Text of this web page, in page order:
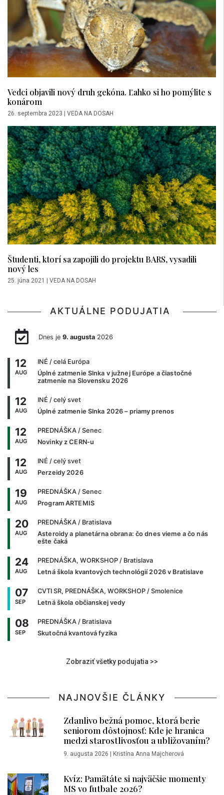
Vedci objavili nový druh gekóna. Ľahko si ho pomýlite s
konárom
26. septembra 2023 VEDA NA DOSAH
Študenti, ktorí sa zapojili do projektu BARS, vysadili
nový les
25. júna 2021 VEDA NA DOSAH
AKTUÁLNE PODUJATIA
Dnes je 9. augusta2026
12
AUG
INÉ / celá Európa
Úplné zatmenie Slnka v južnej Európe a čiastočné
zatmenie na Slovensku 2026
12
AUG
INÉ / celý svet
Úplné zatmenie Slnka 2026 – priamy prenos
12
AUG
PREDNÁŠKA / Senec
Novinky z CERN-u
12
AUG
INÉ / celý svet
Perzeidy 2026
19
AUG
PREDNÁŠKA / Senec
Program ARTEMIS
20
AUG
PREDNÁŠKA / Bratislava
Asteroidy a planetárna obrana: čo dnes vieme a čo nás
ešte čaká
24
AUG
PREDNÁŠKA, WORKSHOP / Bratislava
Letná škola kvantových technológií 2026 v Bratislave
07
SEP
CVTI SR, PREDNÁŠKA, WORKSHOP / Smolenice
Letná škola občianskej vedy
08
SEP
PREDNÁŠKA / Bratislava
Skutočná kvantová fyzika
Zobraziť všetky podujatia >>
NAJNOVŠIE ČLÁNKY
Zdanlivo bežná pomoc, ktorá berie
seniorom dôstojnosť: Kde je hranica
medzi starostlivosťou a ubližovaním?
9. augusta 2026 | Kristína Anna Majcherová
Kvíz: Pamätáte si najväčšie momenty
MS vo futbale 2026?